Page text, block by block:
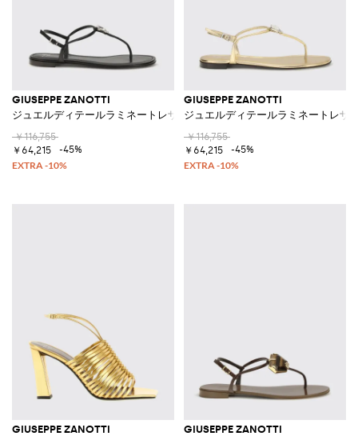
GIUSEPPE ZANOTTI
ジュエルディテールラミネートレザーサンダル
￥116,755
￥64,215
-45%
GIUSEPPE ZANOTTI
ジュエルディテールラミネートレザ
￥116,755
￥64,215
-45%
GIUSEPPE ZANOTTI GIUSEPPE ZANOTTI